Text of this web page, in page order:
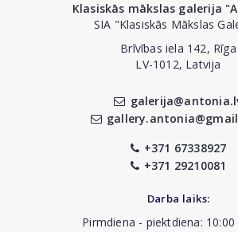
Klasiskās mākslas galerija
SIA "Klasiskās Mākslas
Brīvības iela 142, Rīga
LV-1012, Latvija
+371 67338927
+371 29210081
Darba laiks:
Pirmdiena - piektdiena: 10:00